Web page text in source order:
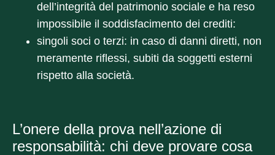
dell’integrità del patrimonio sociale e ha reso
impossibile il soddisfacimento dei crediti:
singoli soci o terzi: in caso di danni diretti, non
meramente riflessi, subiti da soggetti esterni
rispetto alla società.
L’onere della prova nell’azione di
responsabilità: chi deve provare cosa